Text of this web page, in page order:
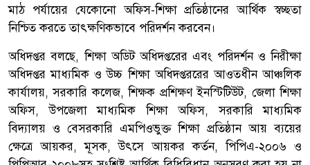
মাঠ পর্যায়ের যেকোনো অফিস-শিক্ষা প্রতিষ্ঠানের আর্থিক স্বচ্ছতা
নিশ্চিত করতে তাৎক্ষণিকভাবে পরিদর্শন করবেন।
অধিদপ্তর বলছে, শিক্ষা অডিট অধিদপ্তরের এবং পরিদর্শন ও নিরীক্ষা
অধিদপ্তর মাধ্যমিক ও উচ্চ শিক্ষা অধিদপ্তররের আওতধীন আঞ্চলিক
কার্যালয়, সরকারি কলেজ, শিক্ষক প্রশিক্ষণ ইনস্টিটিউট, জেলা শিক্ষা
অফিস, উপজেলা মাধ্যমিক শিক্ষা অফিস, সরকারি মাধ্যমিক
বিদ্যালয় ও বেসরকারি এমপিওভুক্ত শিক্ষা প্রতিষ্ঠান আয় ব্যয়ের
ক্ষেত্রে আয়কর, মূসক, উৎসে আয়কর কর্তন, পিপিএ-২০০৬ ও